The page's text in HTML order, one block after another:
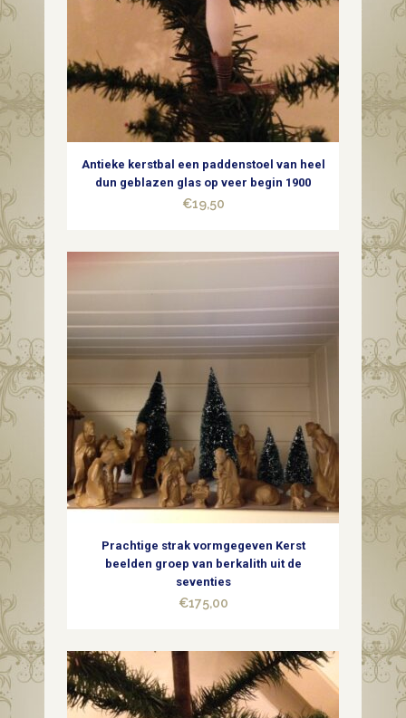
zilver
witte
sterren
Antieke kerstbal een paddenstoel van heel
dun geblazen glas op veer begin 1900
€19,50
Prachtige strak vormgegeven Kerst
beelden groep van berkalith uit de
seventies
€175,00